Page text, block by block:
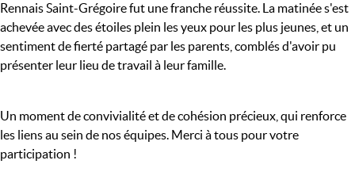
Rennais Saint-Grégoire fut une franche réussite. La matinée s'est
achevée avec des étoiles plein les yeux pour les plus jeunes, et un
sentiment de fierté partagé par les parents, comblés d'avoir pu
présenter leur lieu de travail à leur famille.
Un moment de convivialité et de cohésion précieux, qui renforce
les liens au sein de nos équipes. Merci à tous pour votre
participation !